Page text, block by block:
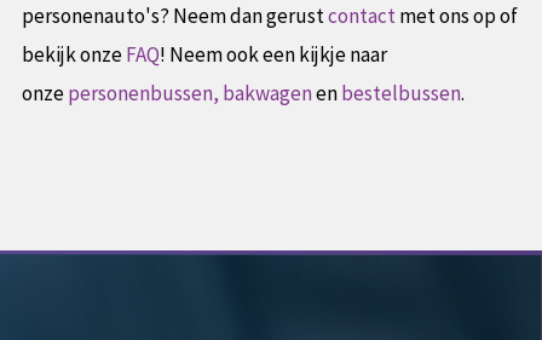
personenauto's? Neem dan gerustcontactmet ons op of
bekijk onzeFAQ! Neem ook een kijkje naar
onzepersonenbussen, bakwagenenbestelbussen.